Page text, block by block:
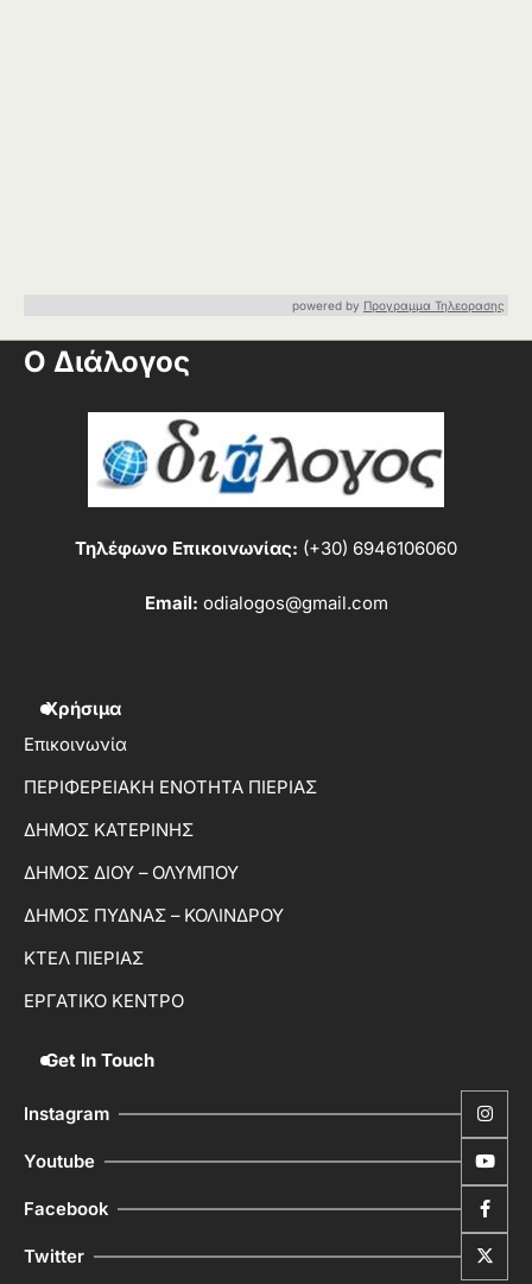
powered by Προγραμμα Τηλεορασης
Ο Διάλογος
Τηλέφωνο Επικοινωνίας: (+30) 6946106060
Email: odialogos@gmail.com
Χρήσιμα
Επικοινωνία
ΠΕΡΙΦΕΡΕΙΑΚΗ ΕΝΟΤΗΤΑ ΠΙΕΡΙΑΣ
ΔΗΜΟΣ ΚΑΤΕΡΙΝΗΣ
ΔΗΜΟΣ ΔΙΟΥ – ΟΛΥΜΠΟΥ
ΔΗΜΟΣ ΠΥΔΝΑΣ – ΚΟΛΙΝΔΡΟΥ
ΚΤΕΛ ΠΙΕΡΙΑΣ
ΕΡΓΑΤΙΚΟ ΚΕΝΤΡΟ
Get In Touch
Instagram
Youtube
Facebook
Twitter